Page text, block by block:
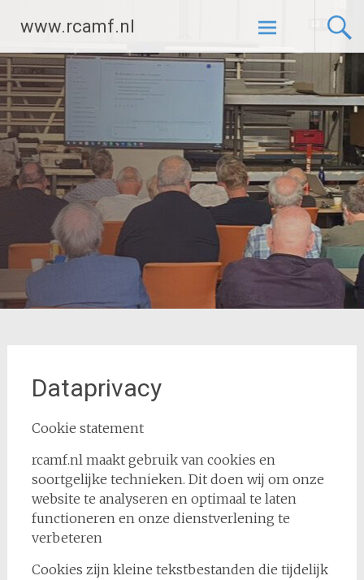
naar
de
inhoud
www.rcamf.nl
Dataprivacy
Cookie statement
rcamf.nl maakt gebruik van cookies en
soortgelijke technieken. Dit doen wij om onze
website te analyseren en optimaal te laten
functioneren en onze dienstverlening te
verbeteren
Cookies zijn kleine tekstbestanden die tijdelijk